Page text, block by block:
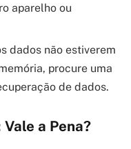
aparelho ou
dados não estiverem
procure uma
de dados.
Vale a Pena?